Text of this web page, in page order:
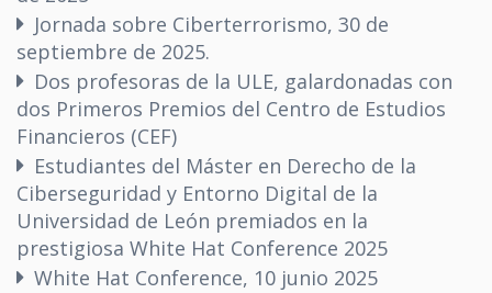
Jornada sobre Ciberterrorismo, 30 de
septiembre de 2025.
Dos profesoras de la ULE, galardonadas con
dos Primeros Premios del Centro de Estudios
Financieros (CEF)
Estudiantes del Máster en Derecho de la
Ciberseguridad y Entorno Digital de la
Universidad de León premiados en la
prestigiosa White Hat Conference 2025
White Hat Conference, 10 junio 2025